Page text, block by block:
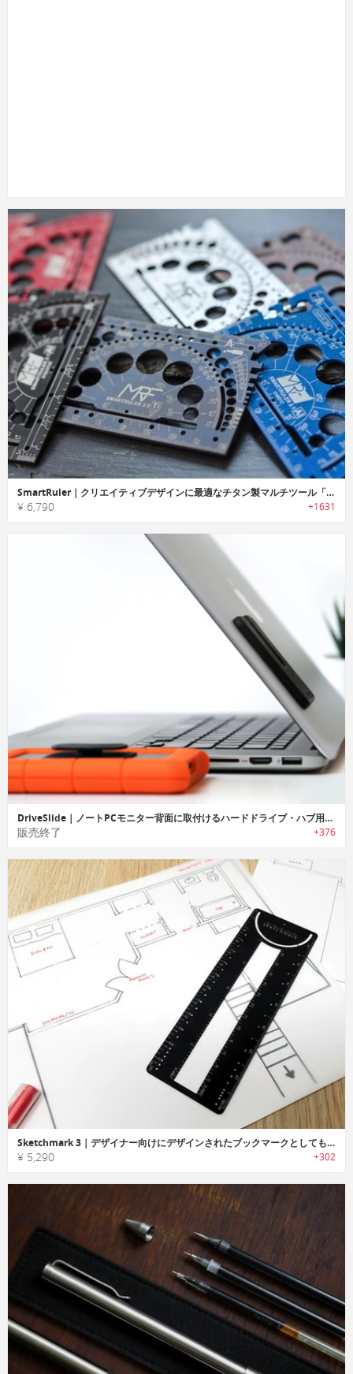
SmartRuler｜クリエイティブデザインに最適なチタン製マルチツール「スマートルーラー」
¥ 6,790 +1631
DriveSlide｜ノートPCモニター背面に取付けるハードドライブ・ハブ用アタッチメント「ダイブスライド」
販売終了 +376
Sketchmark 3｜デザイナー向けにデザインされたブックマークとしても使用可能なルーラー「スケッチマーク3」
¥ 5,290 +302